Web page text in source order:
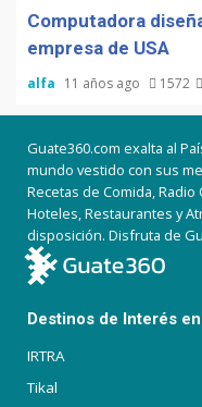
Computadora
empresa de USA
alfa 11 años ago 1572
Guate360.com exalta al
mundo vestido con sus
Recetas de Comida,
Hoteles, Restaurantes y
disposición. Disfruta de
Destinos de Interés
IRTRA
Tikal